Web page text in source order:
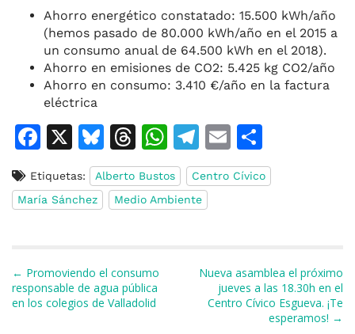
Ahorro energético constatado: 15.500 kWh/año
(hemos pasado de 80.000 kWh/año en el 2015 a
un consumo anual de 64.500 kWh en el 2018).
Ahorro en emisiones de CO2: 5.425 kg CO2/año
Ahorro en consumo: 3.410 €/año en la factura
eléctrica
F
c
e
o
o
k
X
Bl
u
e
s
y
T
h
re
a
s
W
h
at
s
T
el
e
gr
m
E
m
ai
o
m
ti
r
Etiquetas: Alberto Bustos
Centro Cívico
María Sánchez
Medio Ambiente
Navegación de entradas
← Promoviendo el consumo
responsable de agua pública
en los colegios de Valladolid
Nueva asamblea el próximo
jueves a las 18.30h en el
Centro Cívico Esgueva. ¡Te
esperamos! →